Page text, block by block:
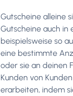
Gutscheine alleine
Gutscheine auch in
beispielsweise so
eine bestimmte
oder sie an deinen
Kunden von
erarbeiten, indem